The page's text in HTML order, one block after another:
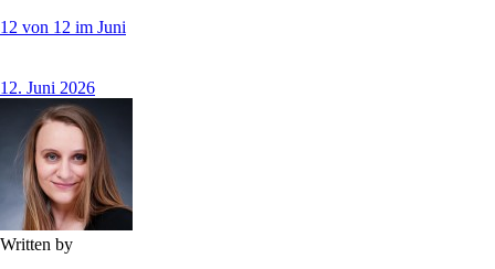
12 von 12 im Juni
12. Juni 2026
Written by